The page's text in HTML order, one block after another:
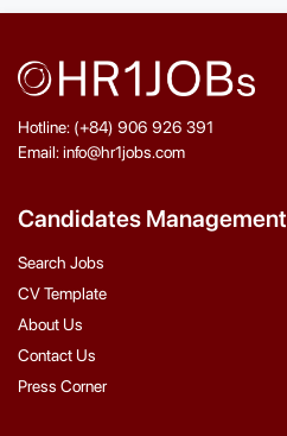
Hotline: (+84) 906 926 391
Email: info@hr1jobs.com
Candidates Management
Search Jobs
CV Template
About Us
Contact Us
Press Corner